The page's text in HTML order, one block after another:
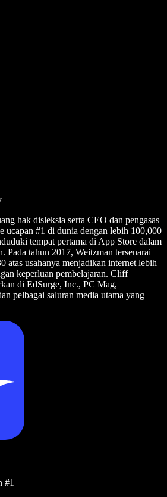
hak disleksia serta CEO dan pengasas
ucapan #1 di dunia dengan lebih 100,000
tempat pertama di App Store dalam
Pada tahun 2017, Weitzman tersenarai
atas usahanya menjadikan internet lebih
keperluan pembelajaran. Cliff
di EdSurge, Inc., PC Mag,
pelbagai saluran media utama yang
#1